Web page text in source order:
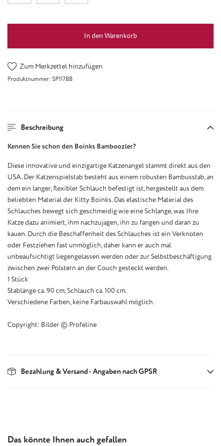
In den Warenkorb
Zum Merkzettel hinzufügen
Produktnummer: SP117BB
Beschreibung
Kennen Sie schon den Boinks Bamboozler?
Diese innovative und einzigartige Katzenangel stammt direkt aus den
USA. Der Katzenspielstab besteht aus einem robusten Bambusstab, an
dem ein langer, flexibler Schlauch befestigt ist, hergestellt aus dem
beliebten Material der Kitty Boinks. Das elastische Material des
Schlauches bewegt sich geschmeidig wie eine Schlange, was Ihre
Katze dazu animiert, ihm nachzujagen, ihn zu fangen und daran zu
kauen. Durch die Beschaffenheit des Schlauches ist ein Verknoten
oder Festziehen fast unmöglich, daher kann er auch mal
unbeaufsichtigt liegengelassen werden oder zur Selbstbeschäftigung
zwischen zwei Polstern an der Couch gesteckt werden.
1 Stück
Stablänge ca. 90 cm, Schlauch ca. 100 cm.
Verschiedene Farben, keine Farbauswahl möglich.
Copyright: Bilder © Profeline
Bezahlung & Versand - Angaben nach GPSR
Produktgalerie überspringen
Das könnte Ihnen auch gefallen